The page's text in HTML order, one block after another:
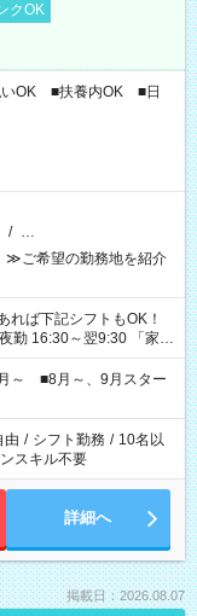
クOK
いOK ■扶養内OK ■日
/ …
≫ご希望の勤務地を紹介
～翌9:30 「家族
夕飯の準備がしたい」
ご希望を教えてください
で週40時間を超える場
～ ■8月～、9月スター
由 / シフト勤務 / 10名以
スキル不要
詳細へ
掲載日：2026.08.07